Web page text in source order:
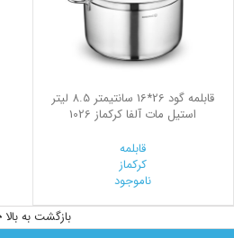
قابلمه گود 26*16 سانتیمتر 8.5 لیتر
استیل مات آلفا کرکماز 1026
قابلمه
کرکماز
ناموجود
بازگشت به بالا